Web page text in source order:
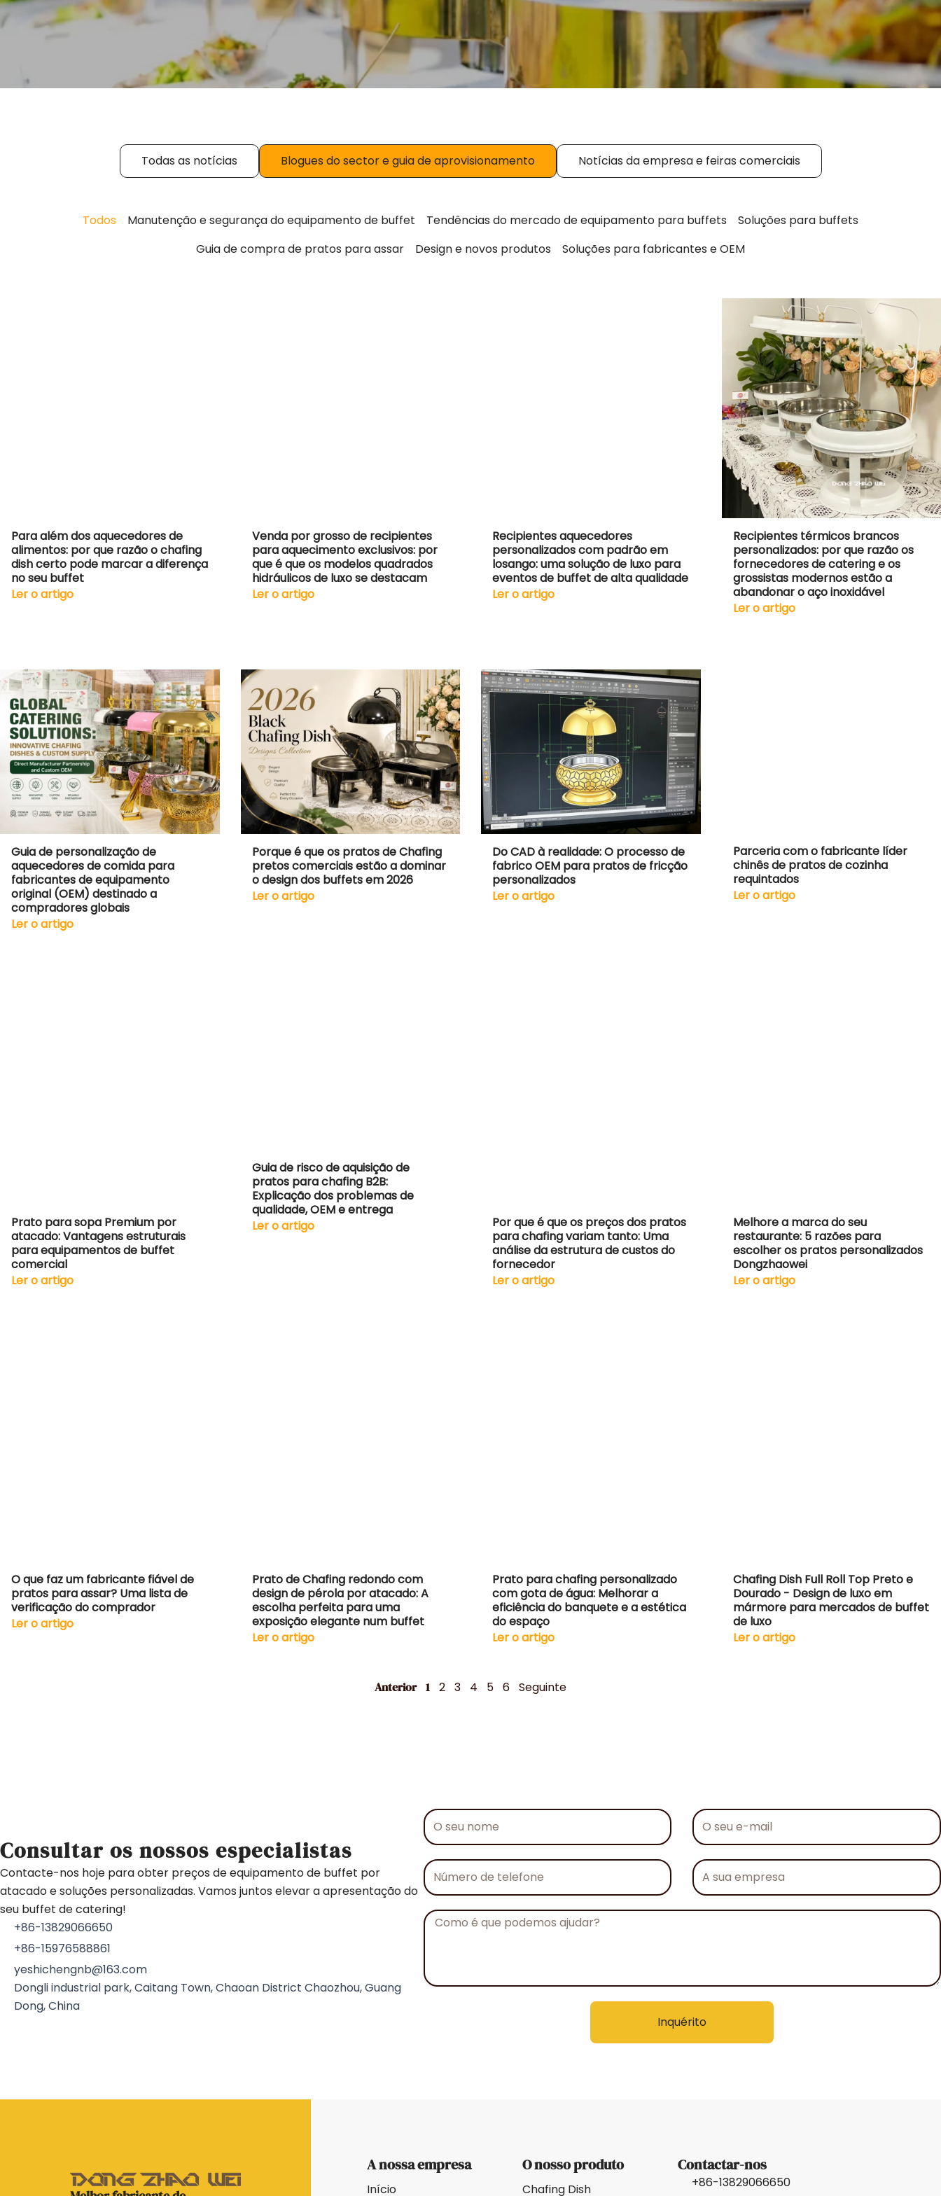
Todas as notícias Blogues do sector e guia de aprovisionamento Notícias da empresa e feiras comerciais
Manutenção e segurança do equipamento de buffet Tendências do mercado de equipamento para buffets
Soluções para buffets
Guia de compra de pratos para assar
Design e novos produtos Soluções para fabricantes e OEM
Todos
Para além dos aquecedores de
alimentos: por que razão o chafing
dish certo pode marcar a diferença
no seu buffet
Ler o artigo
Venda por grosso de recipientes
para aquecimento exclusivos: por
que é que os modelos quadrados
hidráulicos de luxo se destacam
Ler o artigo
Recipientes aquecedores
personalizados com padrão em
losango: uma solução de luxo para
eventos de buffet de alta qualidade
Ler o artigo
Recipientes térmicos brancos
personalizados: por que razão os
fornecedores de catering e os
grossistas modernos estão a
abandonar o aço inoxidável
Ler o artigo
Guia de personalização de
aquecedores de comida para
fabricantes de equipamento
original (OEM) destinado a
compradores globais
Ler o artigo
Porque é que os pratos de Chafing
pretos comerciais estão a dominar
o design dos buffets em 2026
Ler o artigo
Do CAD à realidade: O processo de
fabrico OEM para pratos de fricção
personalizados
Ler o artigo
Parceria com o fabricante líder
chinês de pratos de cozinha
requintados
Ler o artigo
Prato para sopa Premium por
atacado: Vantagens estruturais
para equipamentos de buffet
comercial
Ler o artigo
Guia de risco de aquisição de
pratos para chafing B2B:
Explicação dos problemas de
qualidade, OEM e entrega
Ler o artigo
Por que é que os preços dos pratos
para chafing variam tanto: Uma
análise da estrutura de custos do
fornecedor
Ler o artigo
Melhore a marca do seu
restaurante: 5 razões para
escolher os pratos personalizados
Dongzhaowei
Ler o artigo
O que faz um fabricante fiável de
pratos para assar? Uma lista de
verificação do comprador
Ler o artigo
Prato de Chafing redondo com
design de pérola por atacado: A
escolha perfeita para uma
exposição elegante num buffet
Ler o artigo
Prato para chafing personalizado
com gota de água: Melhorar a
eficiência do banquete e a estética
do espaço
Ler o artigo
Chafing Dish Full Roll Top Preto e
Dourado - Design de luxo em
mármore para mercados de buffet
de luxo
Ler o artigo
Anterior 1 2 3 4 5 6 Seguinte
Consultar os nossos especialistas
Contacte-nos hoje para obter preços de equipamento de buffet por
atacado e soluções personalizadas. Vamos juntos elevar a apresentação do
seu buffet de catering!
+86-13829066650
+86-15976588861
yeshichengnb@163.com
Dongli industrial park, Caitang Town, Chaoan District Chaozhou, Guang
Dong, China
O
seu
O
seu
mail
Número
de
A
sua
Mensagem
Inquérito
A nossa empresa
Início
O nosso produto
Chafing Dish
Contactar-nos
+86-13829066650